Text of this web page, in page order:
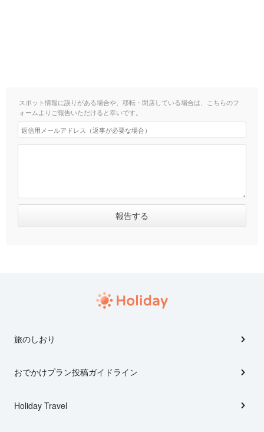
スポット情報に誤りがある場合や、移転・閉店している場合は、こちらのフ
ォームよりご報告いただけると幸いです。
旅のしおり
おでかけプラン投稿ガイドライン
Holiday Travel